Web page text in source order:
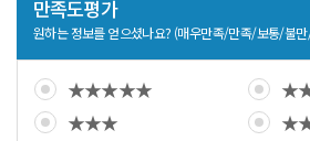
만족도평가
원하는 정보를 얻으셨나요? (매우만족/만족/보통/불
★★★★★
★★★